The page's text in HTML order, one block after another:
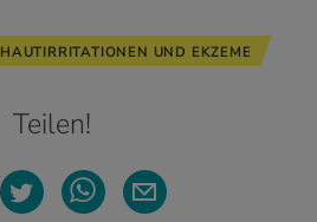
HAUTIRRITATIONEN UND EKZEME
Teilen!